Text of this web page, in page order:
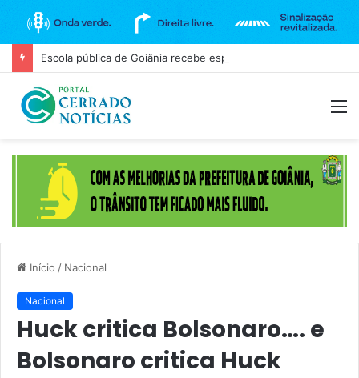
Início / Nacional
Nacional
Huck critica Bolsonaro…. e
Bolsonaro critica Huck